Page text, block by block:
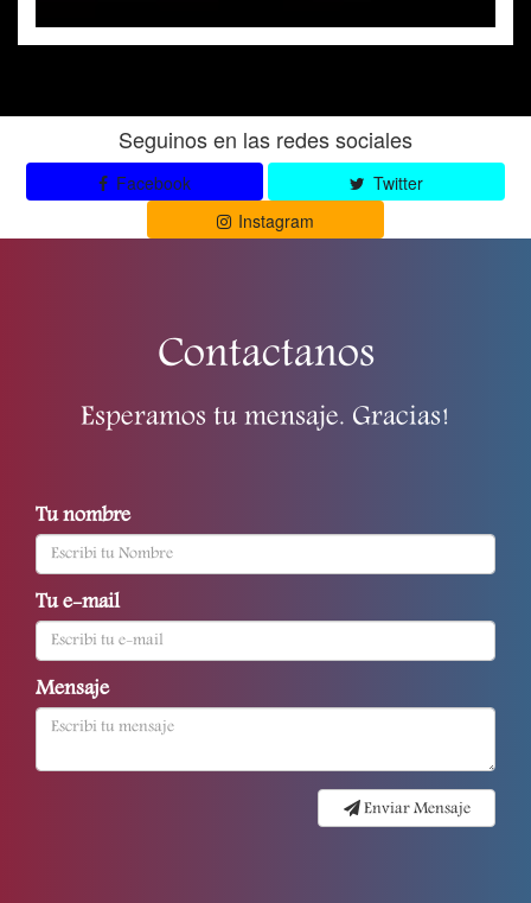
Seguinos en las redes sociales
Facebook
Twitter
Instagram
Contactanos
Esperamos tu mensaje. Gracias!
Tu nombre
Tu e-mail
Mensaje
Enviar Mensaje